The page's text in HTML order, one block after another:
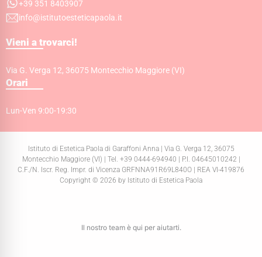
+39 351 8403907
info@istitutoesteticapaola.it
Vieni a trovarci!
Via G. Verga 12, 36075 Montecchio Maggiore (VI)
Orari
Lun-Ven 9:00-19:30
Istituto di Estetica Paola di Garaffoni Anna | Via G. Verga 12, 36075
Montecchio Maggiore (VI) | Tel. +39 0444-694940 | P.I. 04645010242 |
C.F./N. Iscr. Reg. Impr. di Vicenza GRFNNA91R69L840O | REA VI-419876
Copyright © 2026 by Istituto di Estetica Paola
Il nostro team è qui per aiutarti.